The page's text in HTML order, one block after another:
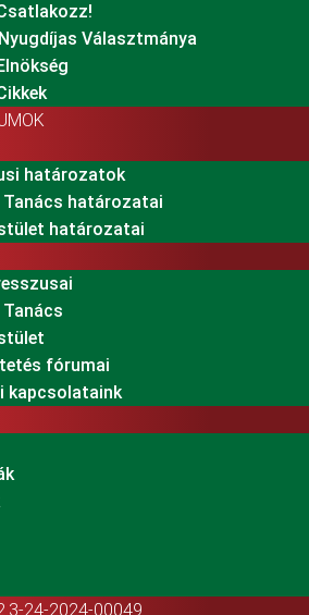
Választmánya
határozatok
határozatai
határozatai
fórumai
kapcsolataink
24-2024-00049